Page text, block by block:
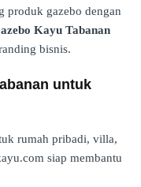
produk gazebo dengan
Kayu Tabanan
bisnis.
untuk
rumah pribadi, villa,
siap membantu